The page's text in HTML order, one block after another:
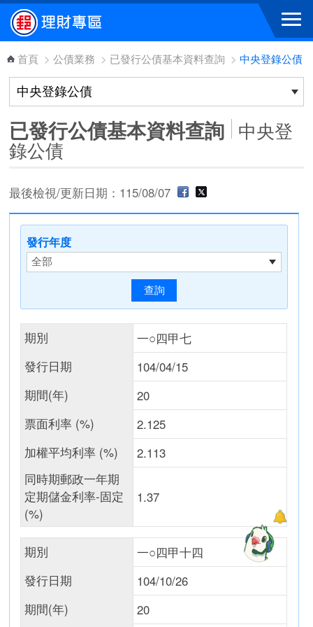
跳到主要內容區塊
首頁 > 公債業務 > 已發行公債基本資料查詢 > 中央登錄公債
已發行公債基本資料查詢 中央登
錄公債
最後檢視/更新日期：115/08/07
發行年度
期別
一○四甲七
發行日期
104/04/15
期間(年)
20
票面利率 (%)
2.125
加權平均利率 (%)
2.113
同時期郵政一年期
定期儲金利率-固定
(%)
1.37
期別
一○四甲十四
發行日期
104/10/26
期間(年)
20